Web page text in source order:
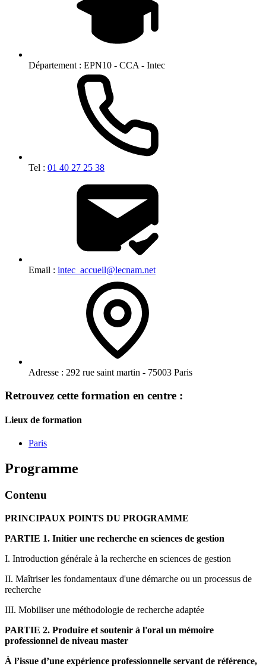
Département : EPN10 - CCA - Intec
Tel : 01 40 27 25 38
Email : intec_accueil@lecnam.net
Adresse : 292 rue saint martin - 75003 Paris
Retrouvez cette formation en centre :
Lieux de formation
Paris
Programme
Contenu
PRINCIPAUX POINTS DU PROGRAMME
PARTIE 1. Initier une recherche en sciences de gestion
I. Introduction générale à la recherche en sciences de gestion
II. Maîtriser les fondamentaux d'une démarche ou un processus de
recherche
III. Mobiliser une méthodologie de recherche adaptée
PARTIE 2. Produire et soutenir à l'oral un mémoire
professionnel de niveau master
À l’issue d’une expérience professionnelle servant de référence,